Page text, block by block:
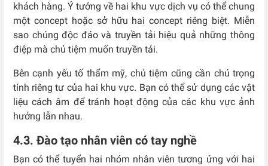
khách hàng. Ý tưởng về hai khu vực dịch vụ có thể chung
một concept hoặc sở hữu hai concept riêng biệt. Miễn
sao chúng độc đáo và truyền tải hiệu quả những thông
điệp mà chủ tiệm muốn truyền tải.
Bên cạnh yếu tố thẩm mỹ, chủ tiệm cũng cần chú trọng
tính riêng tư của hai khu vực. Bạn có thể sử dụng các vật
liệu cách âm để tránh hoạt động của các khu vực ảnh
hưởng lẫn nhau.
4.3. Đào tạo nhân viên có tay nghề
Bạn có thể tuyển hai nhóm nhân viên tương ứng với hai